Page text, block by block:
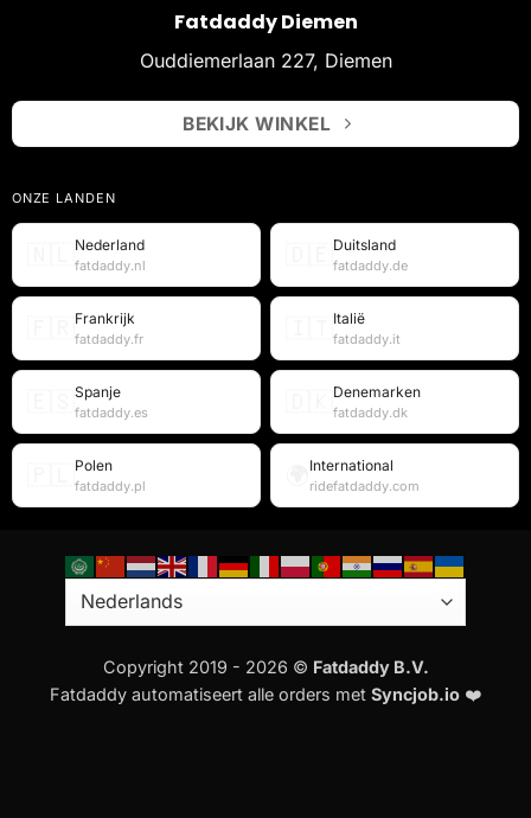
Fatdaddy Diemen
Ouddiemerlaan 227, Diemen
BEKIJK WINKEL
ONZE LANDEN
Nederland
fatdaddy.nl
Duitsland
fatdaddy.de
Frankrijk
fatdaddy.fr
Italië
fatdaddy.it
Spanje
fatdaddy.es
Denemarken
fatdaddy.dk
Polen
fatdaddy.pl
International
ridefatdaddy.com
Copyright 2019 - 2026 © Fatdaddy B.V.
Fatdaddy automatiseert alle orders met Syncjob.io ❤️